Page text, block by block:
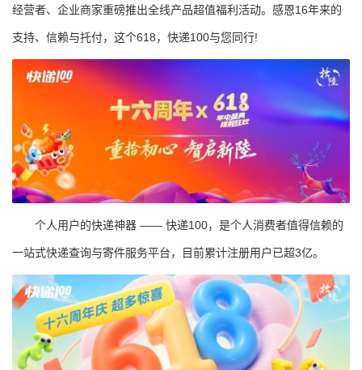
经营者、企业商家重磅推出全线产品超值福利活动。感恩16年来的
支持、信赖与托付，这个618，快递100与您同行!
个人用户的快递神器 —— 快递100，是个人消费者值得信赖的
一站式快递查询与寄件服务平台，目前累计注册用户已超3亿。